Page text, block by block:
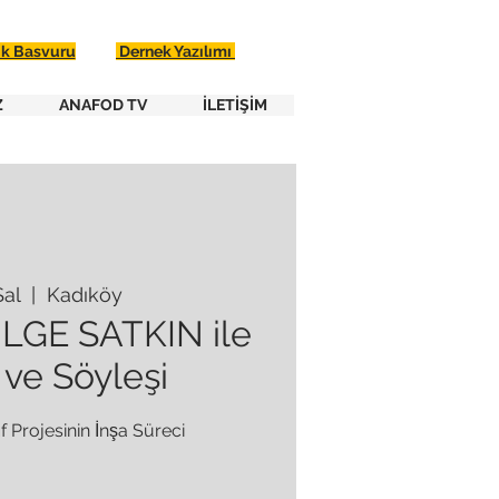
Basvuru Dernek Yazılımı
ANAFOD TV İLETİŞİM
  |
Kadıköy
SATKIN ile
Söyleşi
Projesinin İnşa Süreci